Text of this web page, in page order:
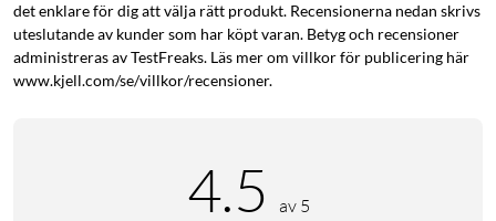
Lyssna noga
Ear (a) är utformade för alla musikälskare som lyssnar hela
dagen. I sann Nothing-anda utvecklar Ear (a) den transparenta
det enklare för dig att välja rätt produkt. Recensionerna nedan skrivs
uteslutande av kunder som har köpt varan. Betyg och recensioner
administreras av TestFreaks. Läs mer om villkor för publicering här
www.kjell.com/se/villkor/recensioner.
4.5 av 5